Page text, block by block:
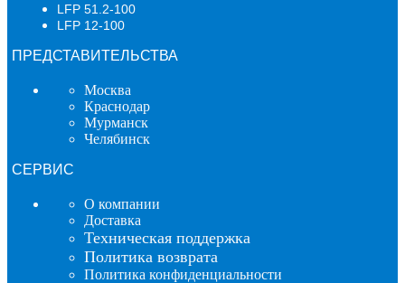
LFP 51.2-100
LFP 12-100
ПРЕДСТАВИТЕЛЬСТВА
Москва
Краснодар
Мурманск
Челябинск
СЕРВИС
О компании
Доставка
Техническая поддержка
Политика возврата
Политика конфиденциальности